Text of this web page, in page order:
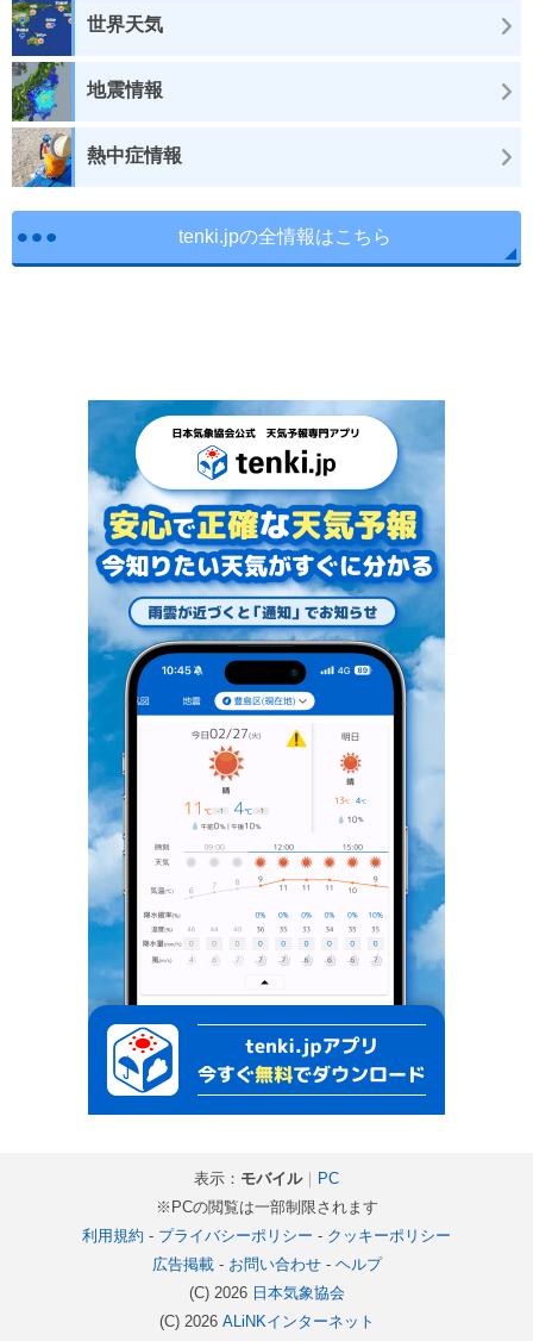
世界天気
地震情報
熱中症情報
tenki.jpの全情報はこちら
表示： モバイル｜
PC
※PCの閲覧は一部制限されます
利用規約 - プライバシーポリシー - クッキーポリシー
広告掲載- お問い合わせ- ヘルプ
(C) 2026 日本気象協会
(C) 2026 ALiNKインターネット